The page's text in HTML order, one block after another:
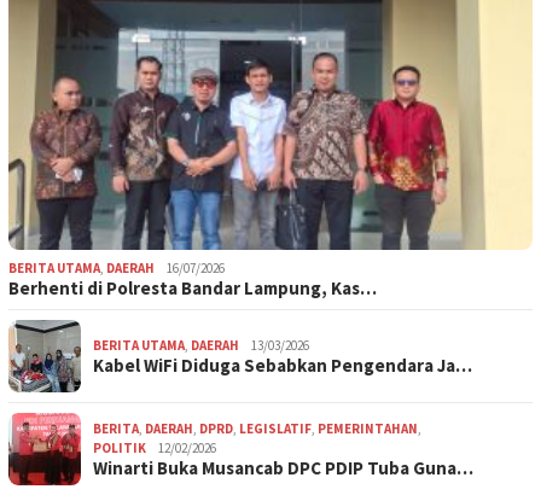
BERITA UTAMA, DAERAH 16/07/2026
Berhenti di Polresta Bandar Lampung, Kas…
BERITA UTAMA, DAERAH 13/03/2026
Kabel WiFi Diduga Sebabkan Pengendara Ja…
BERITA, DAERAH, DPRD, LEGISLATIF, PEMERINTAHAN,
POLITIK
12/02/2026
Winarti Buka Musancab DPC PDIP Tuba Guna…